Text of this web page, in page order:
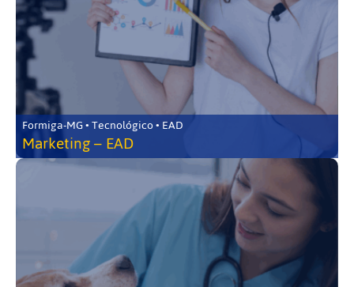
Formiga-MG • Tecnológico • EAD
Marketing – EAD